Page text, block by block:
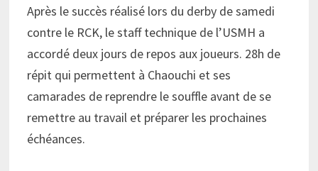
Après le succès réalisé lors du derby de samedi
contre le RCK, le staff technique de l’USMH a
accordé deux jours de repos aux joueurs. 28h de
répit qui permettent à Chaouchi et ses
camarades de reprendre le souffle avant de se
remettre au travail et préparer les prochaines
échéances.